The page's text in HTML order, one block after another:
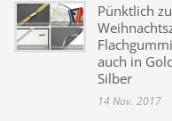
Pünktlich
auch in
Silber
14 Nov. 2017